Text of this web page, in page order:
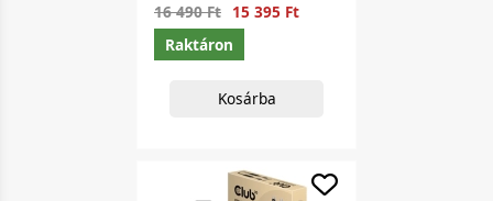
16 490 Ft 15 395 Ft
Raktáron
Kosárba